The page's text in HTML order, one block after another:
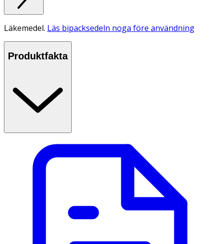
Läkemedel. Läs bipacksedeln noga före användning
Produktfakta